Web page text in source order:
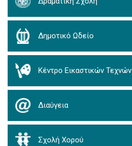
Δημοτικό Ωδείο
Κέντρο Εικαστικών Τεχνών
Διαύγεια
Σχολή Χορού